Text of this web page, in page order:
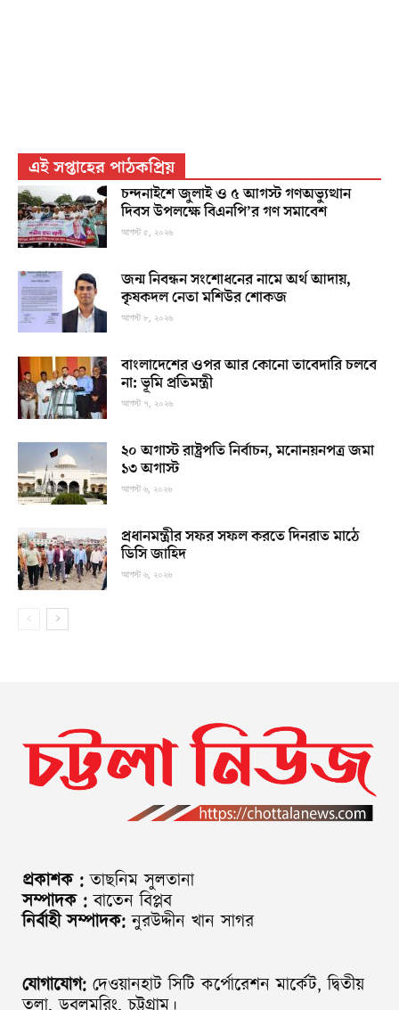
এই সপ্তাহের পাঠকপ্রিয়
চন্দনাইশে জুলাই ও ৫ আগস্ট গণঅভ্যুত্থান
দিবস উপলক্ষে বিএনপি’র গণ সমাবেশ
আগস্ট ৫, ২০২৬
জন্ম নিবন্ধন সংশোধনের নামে অর্থ আদায়,
কৃষকদল নেতা মশিউর শোকজ
আগস্ট ৮, ২০২৬
বাংলাদেশের ওপর আর কোনো তাবেদারি চলবে
না: ভূমি প্রতিমন্ত্রী
আগস্ট ৭, ২০২৬
২০ অগাস্ট রাষ্ট্রপতি নির্বাচন, মনোনয়নপত্র জমা
১৩ অগাস্ট
আগস্ট ৬, ২০২৬
প্রধানমন্ত্রীর সফর সফল করতে দিনরাত মাঠে
ডিসি জাহিদ
আগস্ট ৬, ২০২৬
প্রকাশক : তাছনিম সুলতানা
সম্পাদক : বাতেন বিপ্লব
নির্বাহী সম্পাদক: নুরউদ্দীন খান সাগর
যোগাযোগ: দেওয়ানহাট সিটি কর্পোরেশন মার্কেট, দ্বিতীয়